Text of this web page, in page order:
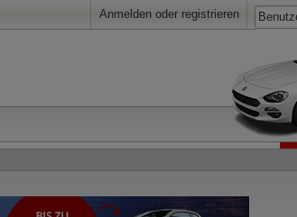
Anmelden oder registrieren